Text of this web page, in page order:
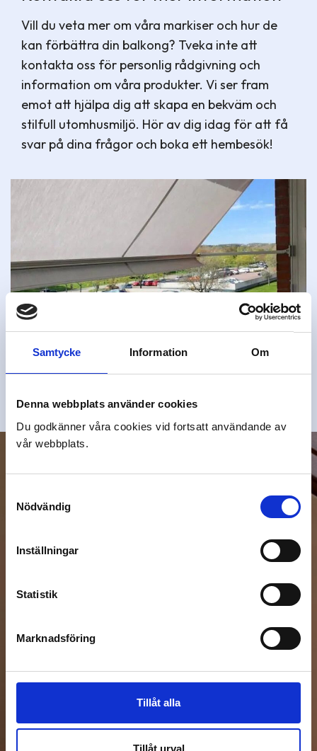
Samtycke Information Om
Denna webbplats använder cookies
Du godkänner våra cookies vid fortsatt användande av
vår webbplats.
Nödvändig
Inställningar
Statistik
Marknadsföring
Tillåt alla
Tillåt urval
Vill du veta mer om våra markiser och hur de
kan förbättra din balkong? Tveka inte att
kontakta oss för personlig rådgivning och
information om våra produkter. Vi ser fram
emot att hjälpa dig att skapa en bekväm och
stilfull utomhusmiljö. Hör av dig idag för att få
svar på dina frågor och boka ett hembesök!
Kontakta oss idag
Ring oss eller fyll i formuläret så
Namn
E-post